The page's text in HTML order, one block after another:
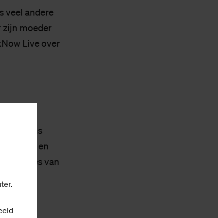
veel andere
zijn moeder
Live over
Als
columns
AMM) en
kneepjes van
ter